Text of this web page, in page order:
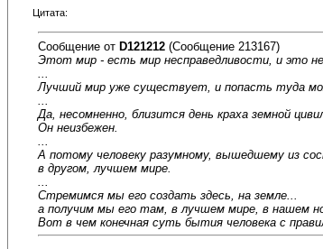
Цитата:
Сообщение от D121212 (Сообщение 213167)
Этот мир - есть мир несправедливости, и это
Лучший мир уже существует, и попасть туда
Да, несомненно, близится день краха земной
Он неизбежен.
А потому человеку разумному, вышедшему из
в другом, лучшем мире.
Стремимся мы его создать здесь, на земле...
а получим мы его там, в лучшем мире, в нашем
Вот в чем конечная суть бытия человека с